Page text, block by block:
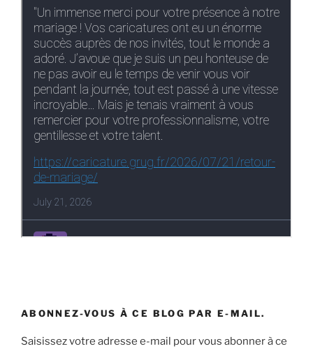
ABONNEZ-VOUS À CE BLOG PAR E-MAIL.
Saisissez votre adresse e-mail pour vous abonner à ce